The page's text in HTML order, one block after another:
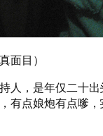
面目）
人，是年仅二十
有点娘炮有点嗲